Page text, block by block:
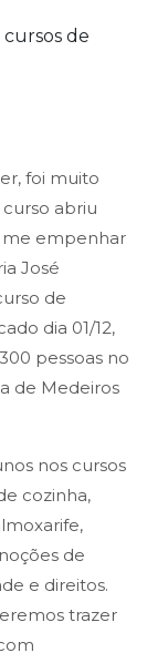
foi muito
abriu
empenhar
José
de
dia 01/12,
pessoas no
de Medeiros
nos cursos
cozinha,
de
e direitos.
trazer